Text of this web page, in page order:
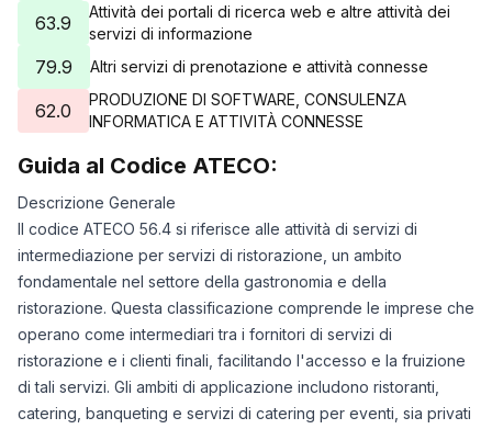
63.9
Attività dei portali di ricerca web e altre attività dei
servizi di informazione
79.9 Altri servizi di prenotazione e attività connesse
62.0
PRODUZIONE DI SOFTWARE, CONSULENZA
INFORMATICA E ATTIVITÀ CONNESSE
Guida al Codice ATECO:
Descrizione Generale
Il codice ATECO 56.4 si riferisce alle attività di servizi di
intermediazione per servizi di ristorazione, un ambito
fondamentale nel settore della gastronomia e della
ristorazione. Questa classificazione comprende le imprese che
operano come intermediari tra i fornitori di servizi di
ristorazione e i clienti finali, facilitando l'accesso e la fruizione
di tali servizi. Gli ambiti di applicazione includono ristoranti,
catering, banqueting e servizi di catering per eventi, sia privati